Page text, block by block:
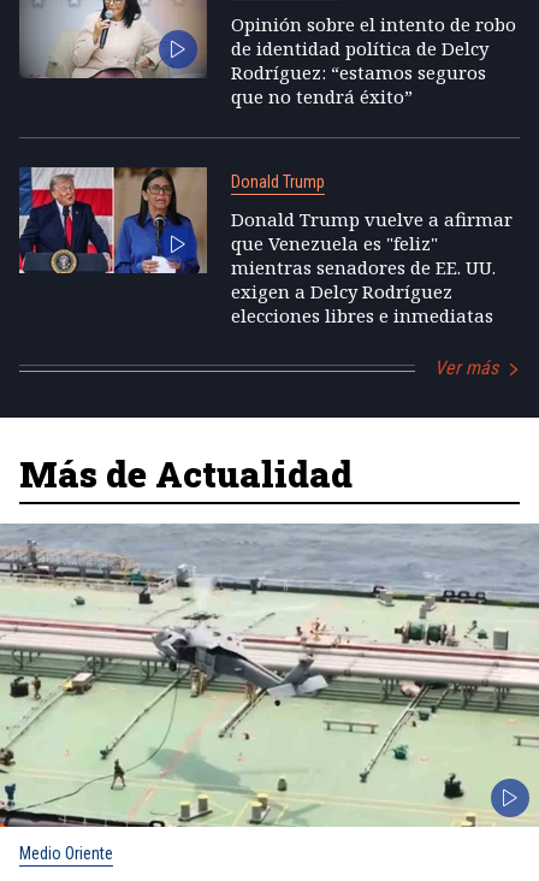
Opinión sobre el intento de robo
de identidad política de Delcy
Rodríguez: “estamos seguros
que no tendrá éxito”
Donald Trump
Donald Trump vuelve a afirmar
que Venezuela es "feliz"
mientras senadores de EE. UU.
exigen a Delcy Rodríguez
elecciones libres e inmediatas
Ver más
Más de Actualidad
Medio Oriente